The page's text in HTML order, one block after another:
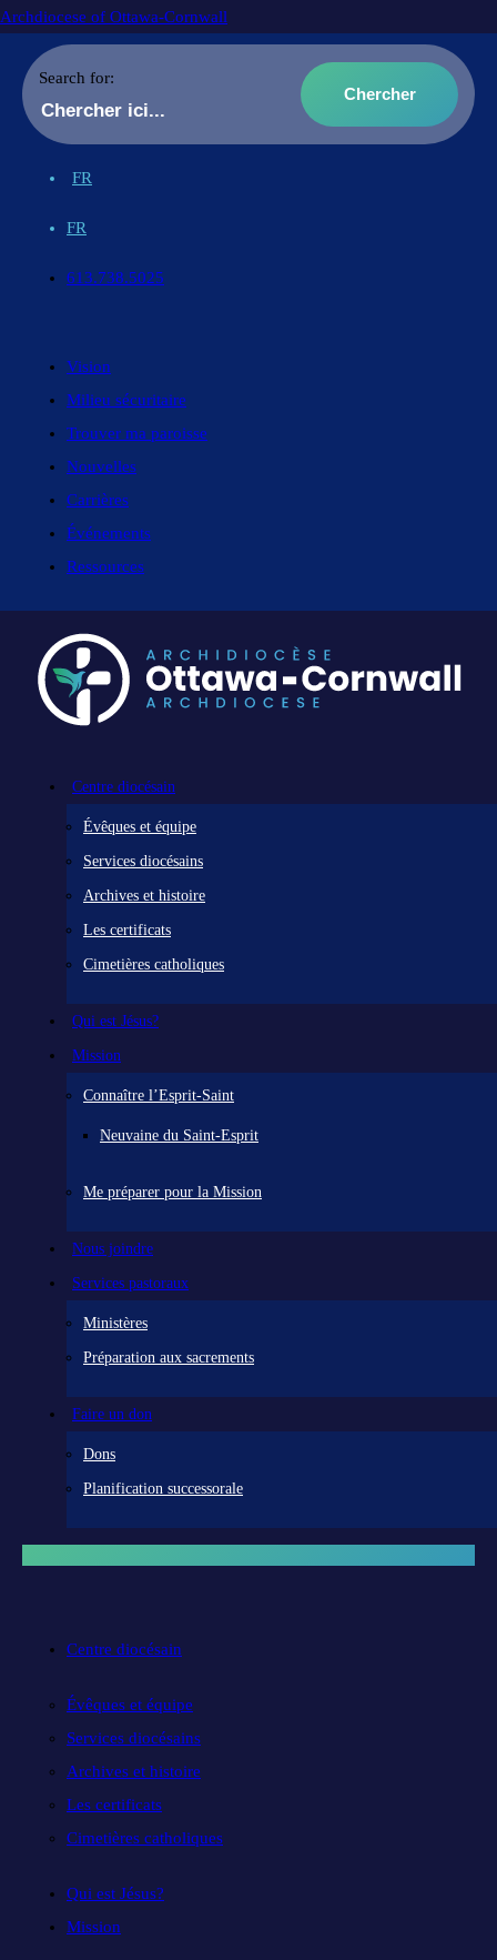
Archdiocese of Ottawa-Cornwall
Search for:
FR
FR
613.738.5025
Vision
Milieu sécuritaire
Trouver ma paroisse
Nouvelles
Carrières
Événements
Ressources
Centre diocésain
Évêques et équipe
Services diocésains
Archives et histoire
Les certificats
Cimetières catholiques
Qui est Jésus?
Mission
Connaître l’Esprit-Saint
Neuvaine du Saint-Esprit
Me préparer pour la Mission
Nous joindre
Services pastoraux
Ministères
Préparation aux sacrements
Faire un don
Dons
Planification successorale
Centre diocésain
Évêques et équipe
Services diocésains
Archives et histoire
Les certificats
Cimetières catholiques
Qui est Jésus?
Mission